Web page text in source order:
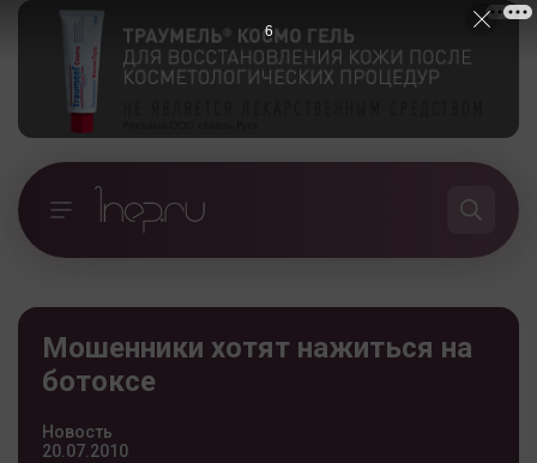
Мошенники хотят нажиться на
ботоксе
Новость
20.07.2010
5